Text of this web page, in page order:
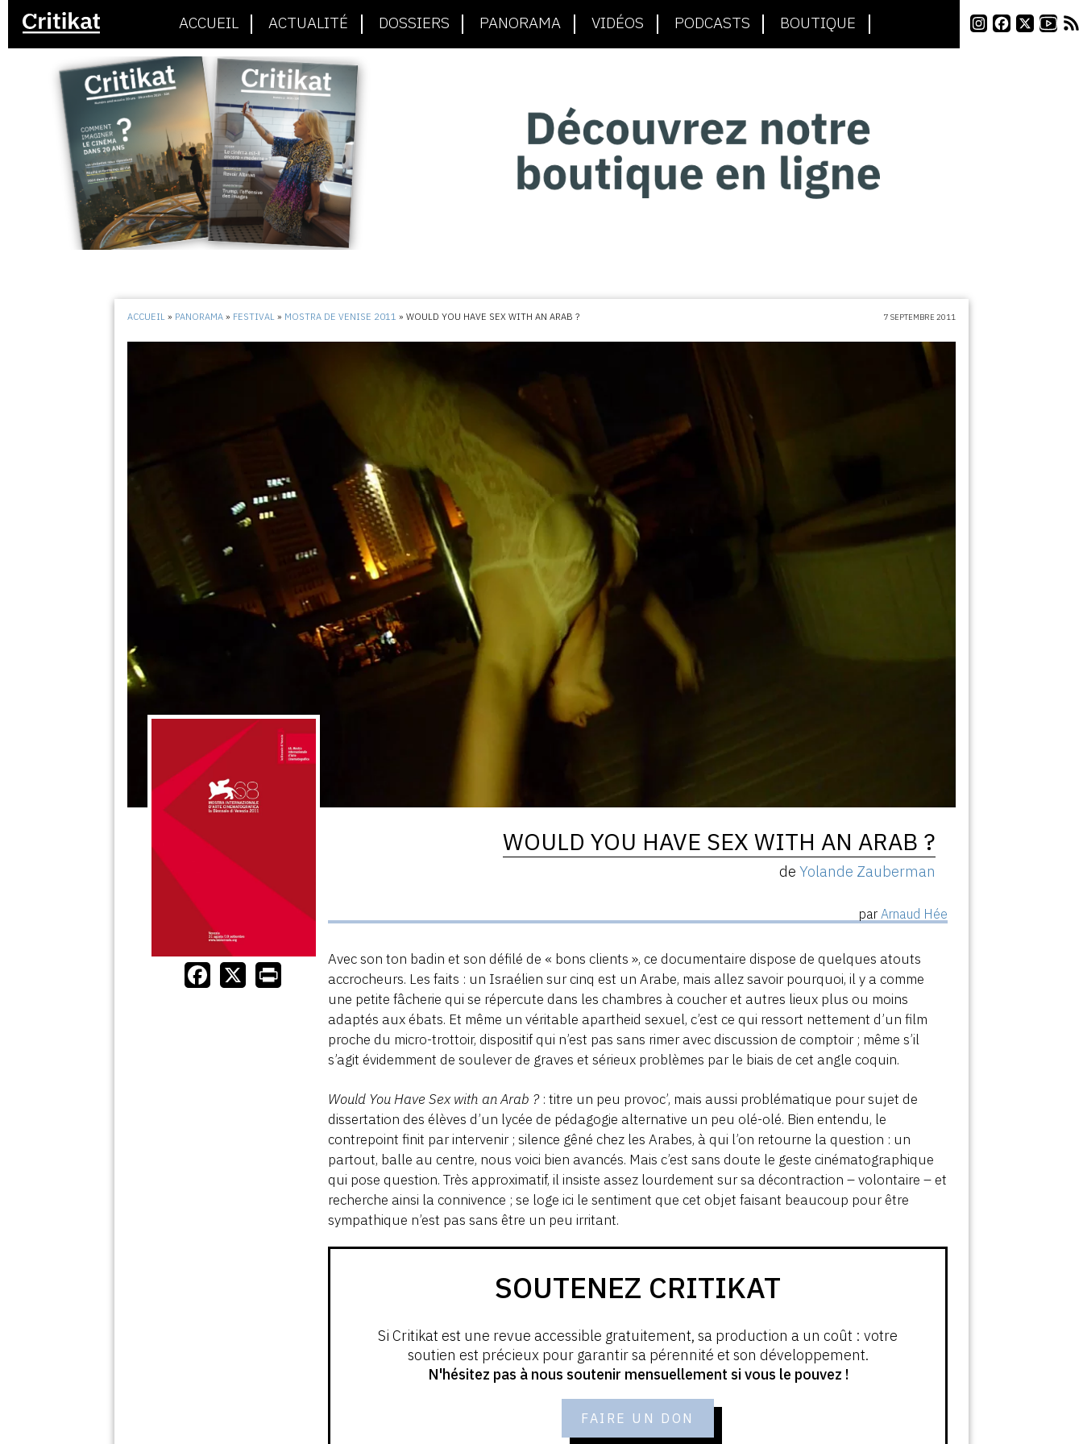
ACCUEIL ACTUALITÉ DOSSIERS PANORAMA VIDÉOS PODCASTS BOUTIQUE
ACCUEIL » PANORAMA » FESTIVAL » MOSTRA DE VENISE 2011 »WOULD YOU HAVE SEX WITH AN ARAB ? 7 SEPTEMBRE 2011
WOULD YOU HAVE SEX WITH AN ARAB ?
de Yolande Zauberman
par Arnaud Hée
Avec son ton badin et son défilé de « bons clients », ce documentaire dispose de quelques atouts
accrocheurs. Les faits : un Israélien sur cinq est un Arabe, mais allez savoir pourquoi, il y a comme
une petite fâcherie qui se répercute dans les chambres à coucher et autres lieux plus ou moins
adaptés aux ébats. Et même un véritable apartheid sexuel, c’est ce qui ressort nettement d’un film
proche du micro-trottoir, dispositif qui n’est pas sans rimer avec discussion de comptoir ; même s’il
s’agit évidemment de soulever de graves et sérieux problèmes par le biais de cet angle coquin.
Would You Have Sex with an Arab ?: titre un peu provoc’, mais aussi problématique pour sujet de
dissertation des élèves d’un lycée de pédagogie alternative un peu olé-olé. Bien entendu, le
contrepoint finit par intervenir ; silence gêné chez les Arabes, à qui l’on retourne la question : un
partout, balle au centre, nous voici bien avancés. Mais c’est sans doute le geste cinématographique
qui pose question. Très approximatif, il insiste assez lourdement sur sa décontraction – volontaire – et
recherche ainsi la connivence ; se loge ici le sentiment que cet objet faisant beaucoup pour être
sympathique n’est pas sans être un peu irritant.
SOUTENEZ CRITIKAT
Si Critikat est une revue accessible gratuitement, sa production a un coût : votre
soutien est précieux pour garantir sa pérennité et son développement.
N'hésitez pas à nous soutenir mensuellement si vous le pouvez !
FAIRE UN DON